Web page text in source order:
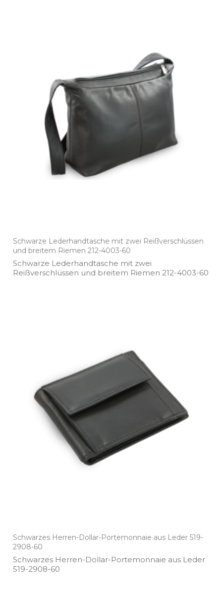
Schwarze Lederhandtasche mit zwei Reißverschlüssen
und breitem Riemen 212-4003-60
Schwarze Lederhandtasche mit zwei
Reißverschlüssen und breitem Riemen 212­-4003­-60
Schwarzes Herren-Dollar-Portemonnaie aus Leder 519-
2908-60
Schwarzes Herren­-Dollar­-Portemonnaie aus Leder
519­-2908­-60